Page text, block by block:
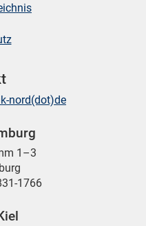
nord(dot)de
1–3
1766